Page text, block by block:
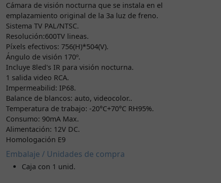
Cámara de visión nocturna que se instala en el
emplazamiento original de la 3a luz de freno.
Sistema TV PAL/NTSC.
Resolución:600TV lineas.
Píxels efectivos: 756(H)*504(V).
Ángulo de visión 170º.
Incluye 8led's IR para visión nocturna.
1 salida video RCA.
Impermeabilid: IP68.
Balance de blancos: auto, videocolor..
Temperatura de trabajo: -20°C+70°C RH95%.
Consumo: 90mA Max.
Alimentación: 12V DC.
Homologación E9
Embalaje / Unidades de compra
Caja con 1 unid.